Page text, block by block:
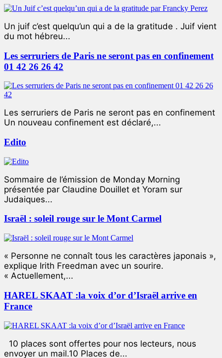
Un juif c’est quelqu’un qui a de la gratitude . Juif vient
du mot hébreu...
Les serruriers de Paris ne seront pas en confinement
01 42 26 26 42
Les serruriers de Paris ne seront pas en confinement
Un nouveau confinement est déclaré,...
Edito
Sommaire de l’émission de Monday Morning
présentée par Claudine Douillet et Yoram sur
Judaiques...
Israël : soleil rouge sur le Mont Carmel
« Personne ne connaît tous les caractères japonais »,
explique Irith Freedman avec un sourire.
« Actuellement,...
HAREL SKAAT :la voix d’or d’Israël arrive en
France
10 places sont offertes pour nos lecteurs, nous
envoyer un mail.10 Places de...